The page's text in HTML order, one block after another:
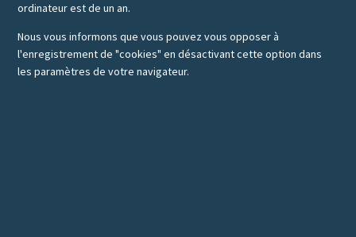
ordinateur est de un an.
Nous vous informons que vous pouvez vous opposer à
l'enregistrement de "cookies" en désactivant cette option dans
les paramètres de votre navigateur.